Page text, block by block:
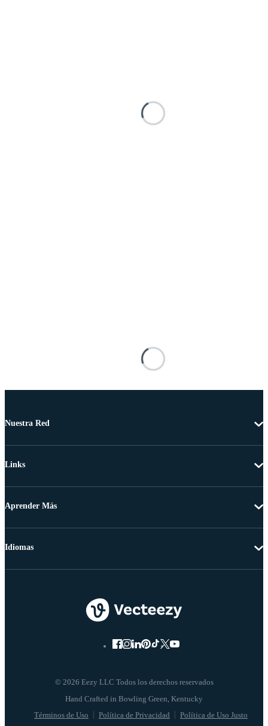
Nuestra Red
Links
Aprender Más
© 2026 Eezy LLC Todos los derechos reservados
Términos de Uso Política de Privacidad Política de Uso Justo
Idiomas